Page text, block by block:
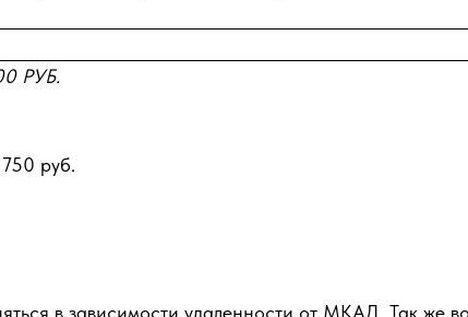
РУБ.
руб.
в зависимости удаленности от МКАД. Так же